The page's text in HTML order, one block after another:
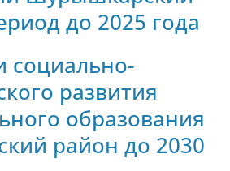
до 2025 года
социально-
развития
образования
район до 2030